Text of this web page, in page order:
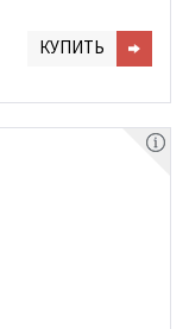
КУПИТЬ